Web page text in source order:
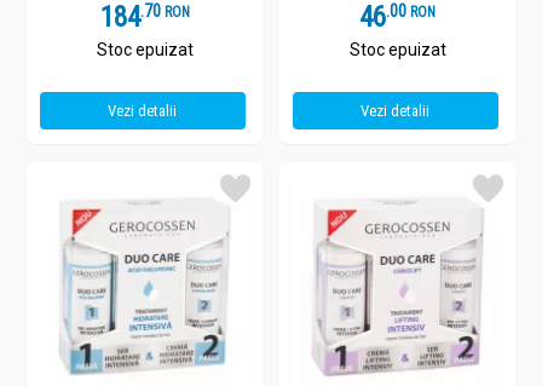
184.7 RON
Stoc epuizat
Vezi detalii
46.0 RON
Stoc epuizat
Vezi detalii